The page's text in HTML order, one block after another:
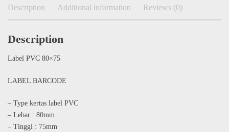
Description Additional information Reviews (0)
Description
Label PVC 80×75
LABEL BARCODE
– Type kertas label PVC
– Lebar : 80mm
– Tinggi : 75mm